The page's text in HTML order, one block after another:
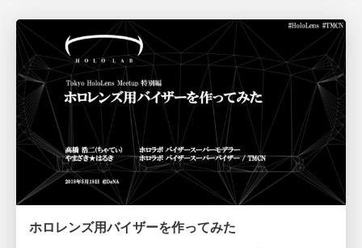
ホロレンズ用バイザーを作ってみた